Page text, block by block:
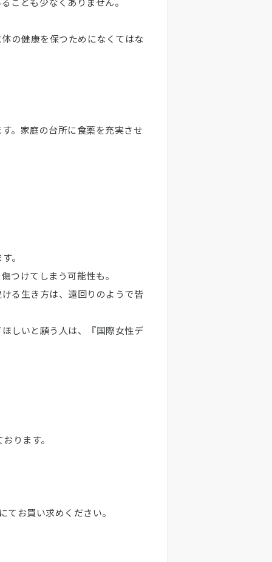
の健康を保つためになくてはな
。家庭の台所に食薬を充実させ
。
つけてしまう可能性も。
る生き方は、遠回りのようで皆
しいと願う人は、『国際女性デ
ります。
お買い求めください。